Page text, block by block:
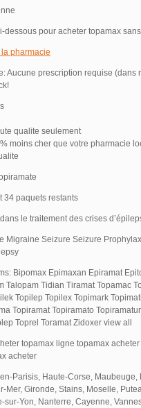
dessous pour acheter topamax
pharmacie
Aucune prescription requise (dans
qualite seulement
moins cher que votre pharmacie
34 paquets restants
le traitement des crises
Migraine Seizure Seizure
Bipomax Epimaxan Epiramat
Talopam Tidian Tiramat Topamac
Topilep Topilex Topimark
Topiramat Topiramato
Toprel Toramat Zidoxer view all
topamax ligne topamax
acheter
Parisis, Haute-Corse, Maubeuge,
Mer, Gironde, Stains, Moselle,
sur-Yon, Nanterre, Cayenne,